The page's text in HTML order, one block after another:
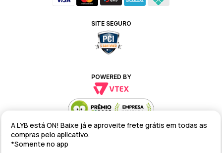
SITE SEGURO
POWERED BY
Alteração de preços e condições comerciais estão sujeitas a alteração
A LYB está ON! Baixe já e aproveite frete grátis em todas as
compras pelo aplicativo.
*Somente no app